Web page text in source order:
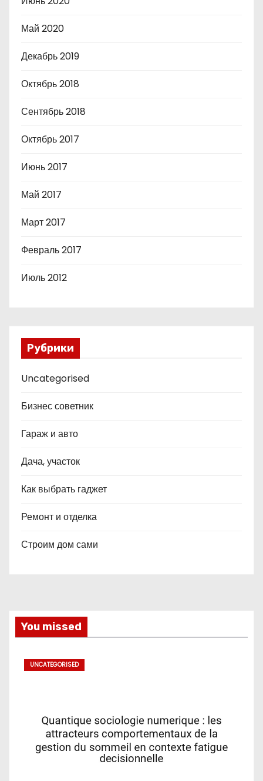
Май 2020
Декабрь 2019
Октябрь 2018
Сентябрь 2018
Октябрь 2017
Июнь 2017
Май 2017
Март 2017
Февраль 2017
Июль 2012
Рубрики
Uncategorised
Бизнес советник
Гараж и авто
Дача, участок
Как выбрать гаджет
Ремонт и отделка
Строим дом сами
You missed
UNCATEGORISED